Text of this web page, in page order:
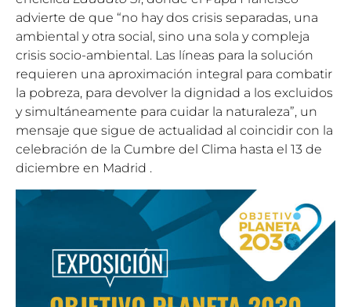
advierte de que “no hay dos crisis separadas, una
ambiental y otra social, sino una sola y compleja
crisis socio-ambiental. Las líneas para la solución
requieren una aproximación integral para combatir
la pobreza, para devolver la dignidad a los excluidos
y simultáneamente para cuidar la naturaleza”, un
mensaje que sigue de actualidad al coincidir con la
celebración de la Cumbre del Clima hasta el 13 de
diciembre en Madrid .